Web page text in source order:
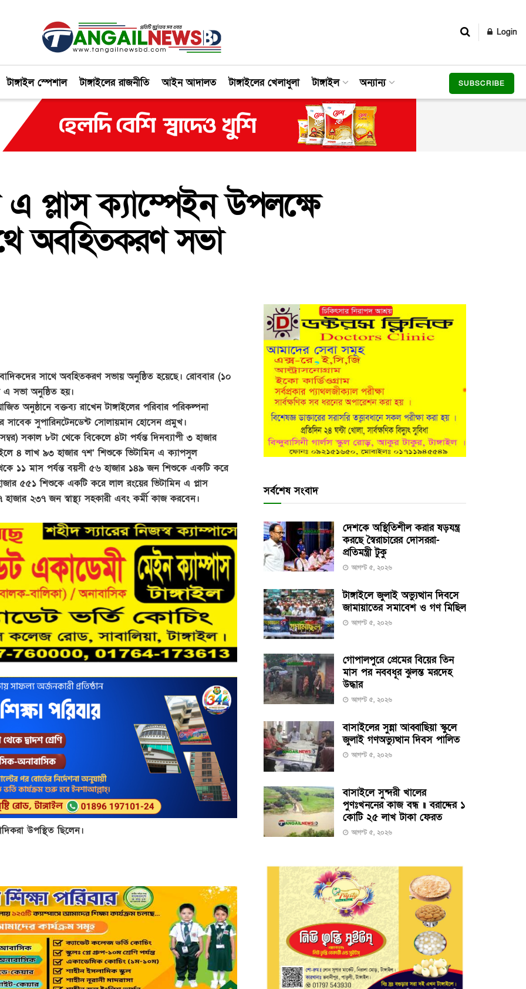
Login
টাঙ্গাইল স্পেশাল টাঙ্গাইলের রাজনীতি আইন আদালত টাঙ্গাইলের খেলাধুলা টাঙ্গাইল অন্যান্য SUBSCRIBE
এ প্লাস ক্যাম্পেইন উপলক্ষে
অবহিতকরণ সভা
সাথে অবহিতকরণ সভায় অনুষ্ঠিত হয়েছে। রোববার (১০
এ সভা অনুষ্ঠিত হয়।
অনুষ্ঠানে বক্তব্য রাখেন টাঙ্গাইলের পরিবার পরিকল্পনা
সুপারিনটেনডেন্ট সোলায়মান হোসেন প্রমুখ।
সকাল ৮টা থেকে বিকেলে ৪টা পর্যন্ত দিনব্যাপী ৩ হাজার
৪ লাখ ৯৩ হাজার ৭শ’ শিশুকে ভিটামিন এ ক্যাপসুল
১১ মাস পর্যন্ত বয়সী ৫৬ হাজার ১৪৯ জন শিশুকে একটি করে
৫৫১ শিশুকে একটি করে লাল রংয়ের ভিটামিন এ প্লাস
২৩৭ জন স্বাস্থ্য সহকারী এবং কর্মী কাজ করবেন।
উপস্থিত ছিলেন।
সর্বশেষ সংবাদ
দেশকে অস্থিতিশীল করার ষড়যন্ত্র
করছে স্বৈরাচারের দোসররা-
প্রতিমন্ত্রী টুকু
আগস্ট ৫, ২০২৬
টাঙ্গাইলে জুলাই অভ্যুত্থান দিবসে
জামায়াতের সমাবেশ ও গণ মিছিল
আগস্ট ৫, ২০২৬
গোপালপুরে প্রেমের বিয়ের তিন
মাস পর নববধূর ঝুলন্ত মরদেহ
উদ্ধার
আগস্ট ৫, ২০২৬
বাসাইলের সুন্না আব্বাছিয়া স্কুলে
জুলাই গণঅভ্যুত্থান দিবস পালিত
আগস্ট ৫, ২০২৬
বাসাইলে সুন্দরী খালের
পুণঃখননের কাজ বন্ধ ॥ বরাদ্দের ১
কোটি ২৫ লাখ টাকা ফেরত
আগস্ট ৫, ২০২৬